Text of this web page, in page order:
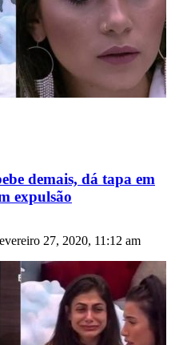
demais, dá tapa em
expulsão
27, 2020, 11:12 am